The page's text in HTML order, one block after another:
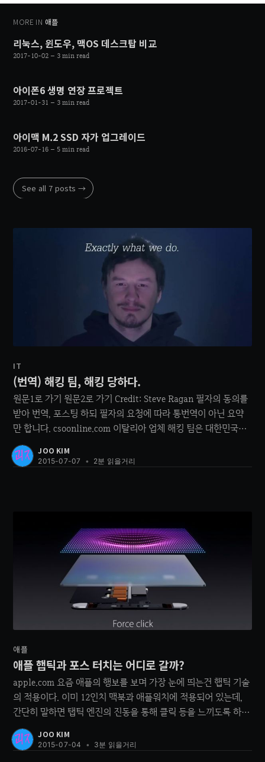
MORE IN 애플
리눅스, 윈도우, 맥OS 데스크탑 비교
2017-10-02 – 3 min read
아이폰6 생명 연장 프로젝트
2017-01-31 – 3 min read
아이맥 M.2 SSD 자가 업그레이드
2016-07-16 – 5 min read
See all 7 posts →
IT
(번역) 해킹 팀, 해킹 당하다.
원문1로 가기 원문2로 가기 Credit: Steve Ragan 필자의 동의를
받아 번역, 포스팅 하되 필자의 요청에 따라 통번역이 아닌 요약
만 합니다. csoonline.com 이탈리아 업체 해킹 팀은 대한민국을
포함한 여러 나라 정부와 수사기관에 안보 솔루션을 판매하는 업
체로, 기존의 방어 위주의 안보가 아닌 공격적인 안보를 지향한
JOO KIM
2015-07-07 • 2분 읽을거리
애플
애플 햅틱과 포스 터치는 어디로 갈까?
apple.com 요즘 애플의 행보를 보며 가장 눈에 띄는건 햅틱 기술
의 적용이다. 이미 12인치 맥북과 애플워치에 적용되어 있는데,
간단히 말하면 탭틱 엔진의 진동을 통해 클릭 등을 느끼도록 하는
거다. 실제 스크린이나 터치패드는 상하운동을 하지 않고 고정되
어 있지만 클릭을 하는 듯한 촉감을 느끼게 해주는 기술. LRA를
JOO KIM
2015-07-04 • 3분 읽을거리